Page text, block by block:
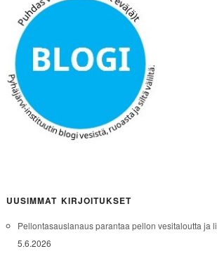
UUSIMMAT KIRJOITUKSET
Pellontasauslanaus parantaa pellon vesitaloutta ja
5.6.2026